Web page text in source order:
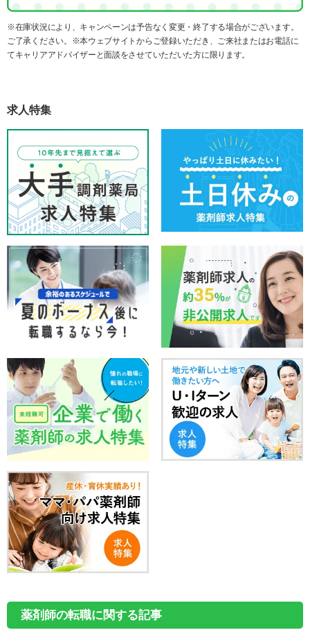
※在庫状況により、キャンペーンは予告なく変更・終了する場合がございます。
ご了承ください。※本ウェブサイトからご登録いただき、ご来社またはお電話に
てキャリアアドバイザーと面談をさせていただいた方に限ります。
求人特集
薬剤師の転職に関する記事